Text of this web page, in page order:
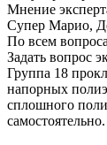
Мнение
Супер Марио,
По всем
Задать вопрос
Группа 18
напорных
сплошного
самостоятельно.